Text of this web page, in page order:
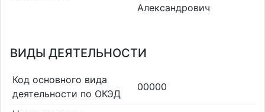
Александрович
ВИДЫ ДЕЯТЕЛЬНОСТИ
Код основного вида
деятельности по ОКЭД
00000